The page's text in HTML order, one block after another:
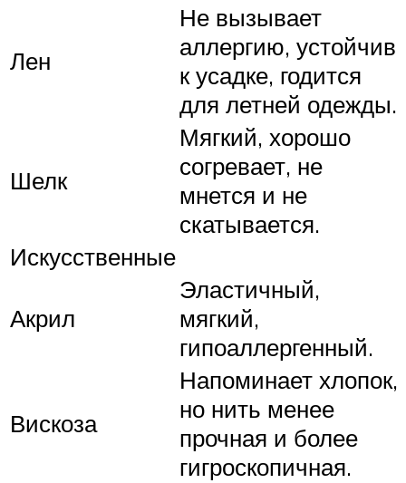
Лен
Не вызывает
аллергию, устойчив
к усадке, годится
для летней одежды.
Шелк
Мягкий, хорошо
согревает, не
мнется и не
скатывается.
Искусственные
Акрил
Эластичный,
мягкий,
гипоаллергенный.
Вискоза
Напоминает хлопок,
но нить менее
прочная и более
гигроскопичная.